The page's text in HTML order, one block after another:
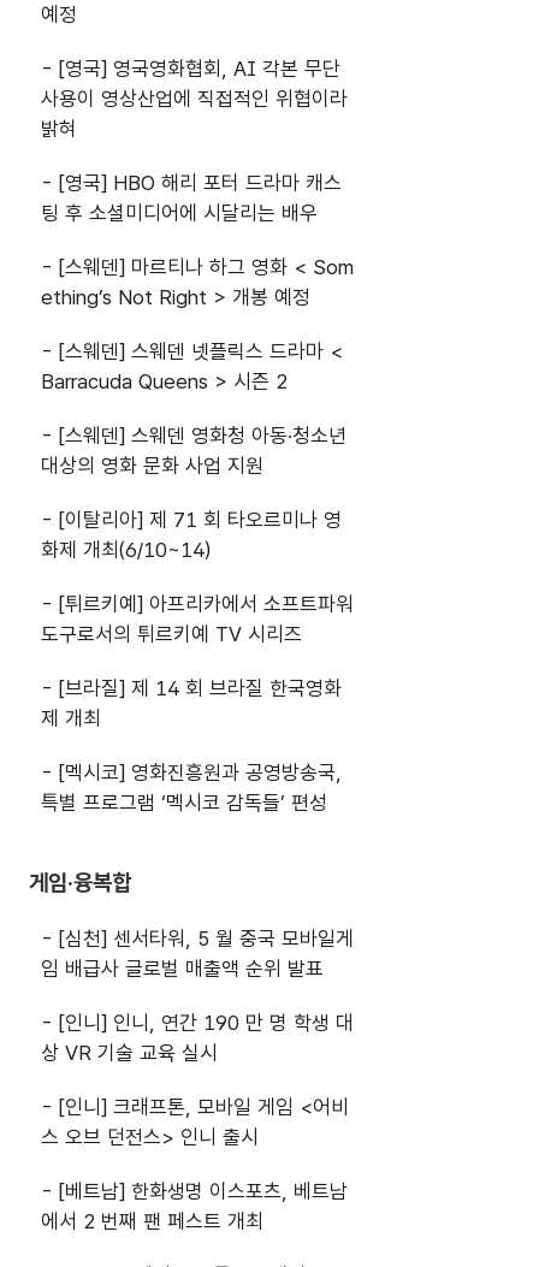
예정
- [영국] 영국영화협회, AI 각본 무단
사용이 영상산업에 직접적인 위협이라
밝혀
- [영국] HBO 해리 포터 드라마 캐스
팅 후 소셜미디어에 시달리는 배우
- [스웨덴] 마르티나 하그 영화 < Som
ething’s Not Right > 개봉 예정
- [스웨덴] 스웨덴 넷플릭스 드라마 <
Barracuda Queens > 시즌 2
- [스웨덴] 스웨덴 영화청 아동·청소년
대상의 영화 문화 사업 지원
- [이탈리아] 제 71 회 타오르미나 영
화제 개최(6/10~14)
- [튀르키예] 아프리카에서 소프트파워
도구로서의 튀르키예 TV 시리즈
- [브라질] 제 14 회 브라질 한국영화
제 개최
- [멕시코] 영화진흥원과 공영방송국,
특별 프로그램 ‘멕시코 감독들’ 편성
게임·융복합
- [심천] 센서타워, 5 월 중국 모바일게
임 배급사 글로벌 매출액 순위 발표
- [인니] 인니, 연간 190 만 명 학생 대
상 VR 기술 교육 실시
- [인니] 크래프톤, 모바일 게임 <어비
스 오브 던전스> 인니 출시
- [베트남] 한화생명 이스포츠, 베트남
에서 2 번째 팬 페스트 개최